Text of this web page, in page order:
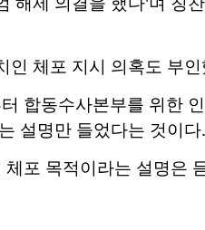
인 체포 지시 의혹도 부
합동수사본부를 위한
설명만 들었다는 것이다.
포 목적이라는 설명은